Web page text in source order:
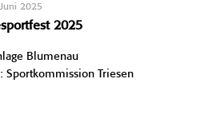
2025
2025
Blumenau
Sportkommission Triesen